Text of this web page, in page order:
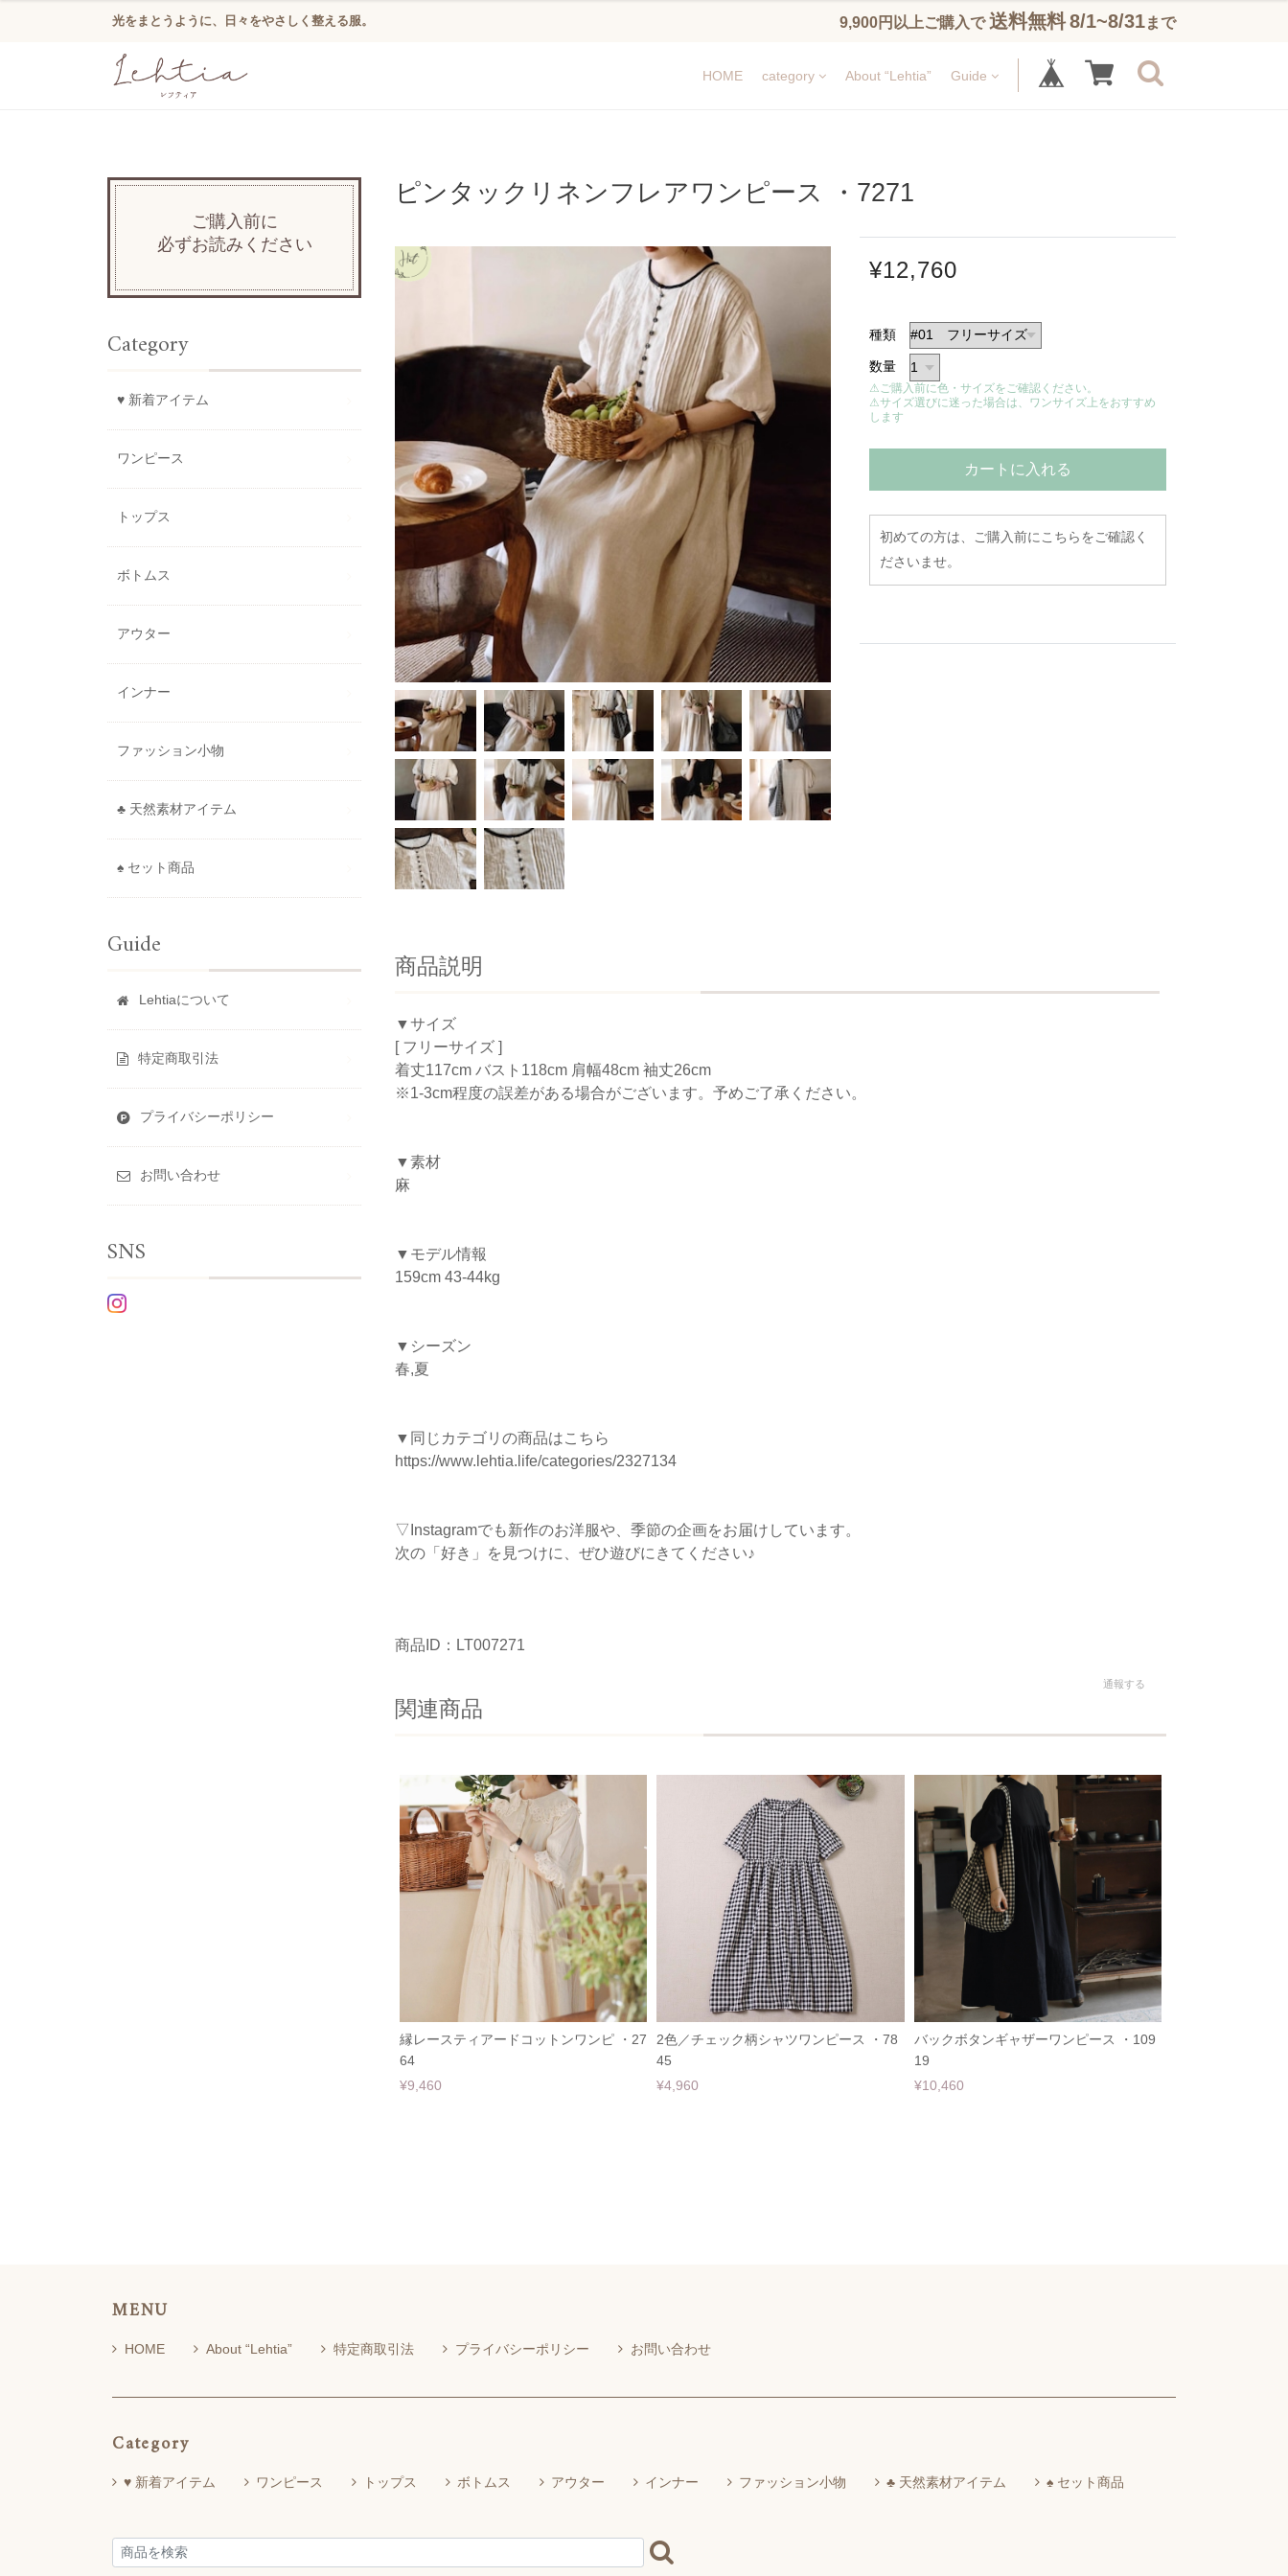
光をまとうように、日々をやさしく整える服。 9,900円以上ご購入で 送料無料8/1~8/31まで
HOME category About “Lehtia” Guide
ピンタックリネンフレアワンピース ・7271
¥12,760
種類
数量
⚠ご購入前に色・サイズをご確認ください。
⚠サイズ選びに迷った場合は、ワンサイズ上をおすすめ
します
カートに入れる
初めての方は、ご購入前にこちらをご確認く
ださいませ。
商品説明
▼サイズ
[ フリーサイズ ]
着丈117cm バスト118cm 肩幅48cm 袖丈26cm
※1-3cm程度の誤差がある場合がございます。予めご了承ください。
▼素材
麻
▼モデル情報
159cm 43-44kg
▼シーズン
春,夏
▼同じカテゴリの商品はこちら
https://www.lehtia.life/categories/2327134
▽Instagramでも新作のお洋服や、季節の企画をお届けしています。
次の「好き」を見つけに、ぜひ遊びにきてください♪
商品ID：LT007271
通報する
関連商品
縁レースティアードコットンワンピ ・27
64
¥9,460
2色／チェック柄シャツワンピース ・78
45
¥4,960
バックボタンギャザーワンピース ・109
19
¥10,460
ご購入前に
必ずお読みください
Category
♥ 新着アイテム
ワンピース
トップス
ボトムス
アウター
インナー
ファッション小物
♣ 天然素材アイテム
♠ セット商品
Guide
Lehtiaについて
特定商取引法
プライバシーポリシー
お問い合わせ
SNS
MENU
HOME About “Lehtia” 特定商取引法 プライバシーポリシー お問い合わせ
Category
♥ 新着アイテム ワンピース トップス ボトムス アウター インナー ファッション小物 ♣ 天然素材アイテム ♠ セット商品